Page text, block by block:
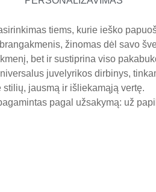
tiems, kurie ieško
žinomas dėl savo
bet ir sustiprina viso
juvelyrikos dirbinys,
jausmą ir išliekamąją vertę.
pagal užsakymą: už